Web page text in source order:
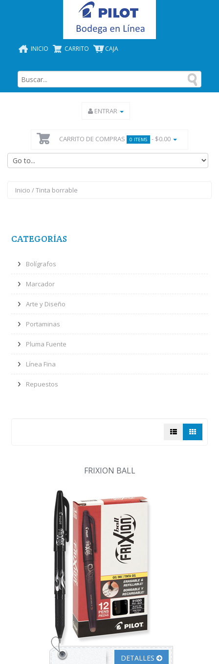
INICIO CARRITO CAJA
ENTRAR
CARRITO DE COMPRAS 0 ITEMS - $0.00
Inicio /Tinta borrable
CATEGORÍAS
Bolígrafos
Marcador
Arte y Diseño
Portaminas
Pluma Fuente
Línea Fina
Repuestos
FRIXION BALL
DETALLES